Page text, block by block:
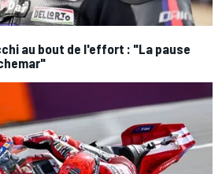
au bout de l'effort : "La pause